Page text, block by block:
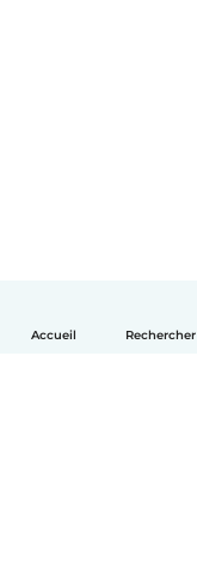
Accueil Rechercher